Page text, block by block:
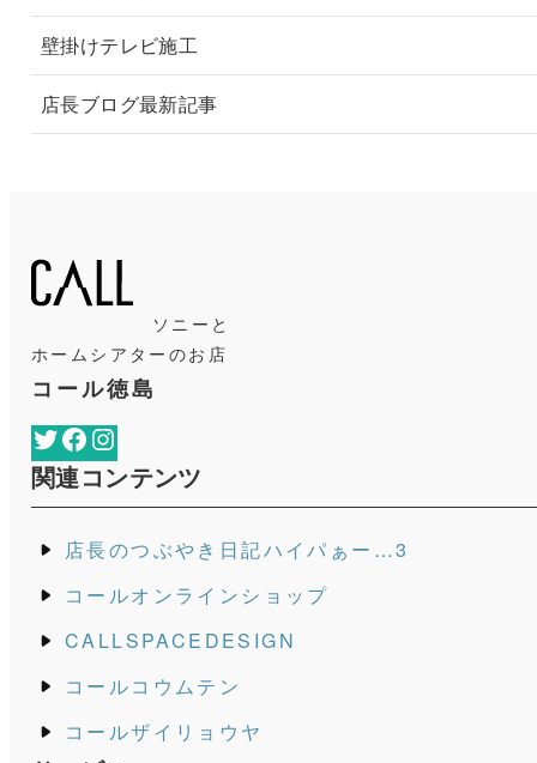
壁掛けテレビ施工
店長ブログ最新記事
ソニーと
ホームシアターのお店
コール徳島
TwitterFacebook
関連コンテンツ
店長のつぶやき日記ハイパぁー…3
コールオンラインショップ
CALLSPACEDESIGN
コールコウムテン
コールザイリョウヤ